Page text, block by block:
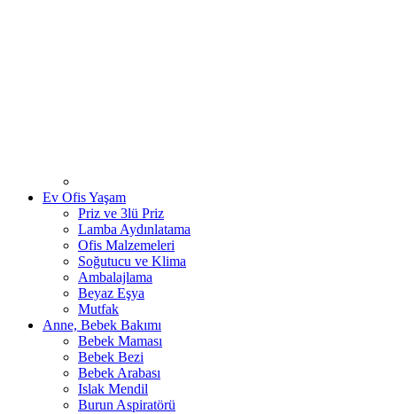
Ev Ofis Yaşam
Priz ve 3lü Priz
Lamba Aydınlatama
Ofis Malzemeleri
Soğutucu ve Klima
Ambalajlama
Beyaz Eşya
Mutfak
Anne, Bebek Bakımı
Bebek Maması
Bebek Bezi
Bebek Arabası
Islak Mendil
Burun Aspiratörü